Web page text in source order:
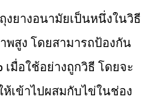
ถุงยางอนามัยเป็นหนึ่งในวิธี
สูง โดยสามารถป้องกัน
มื่อใช้อย่างถูกวิธี โดยจะ
เข้าไปผสมกับไข่ในช่อง